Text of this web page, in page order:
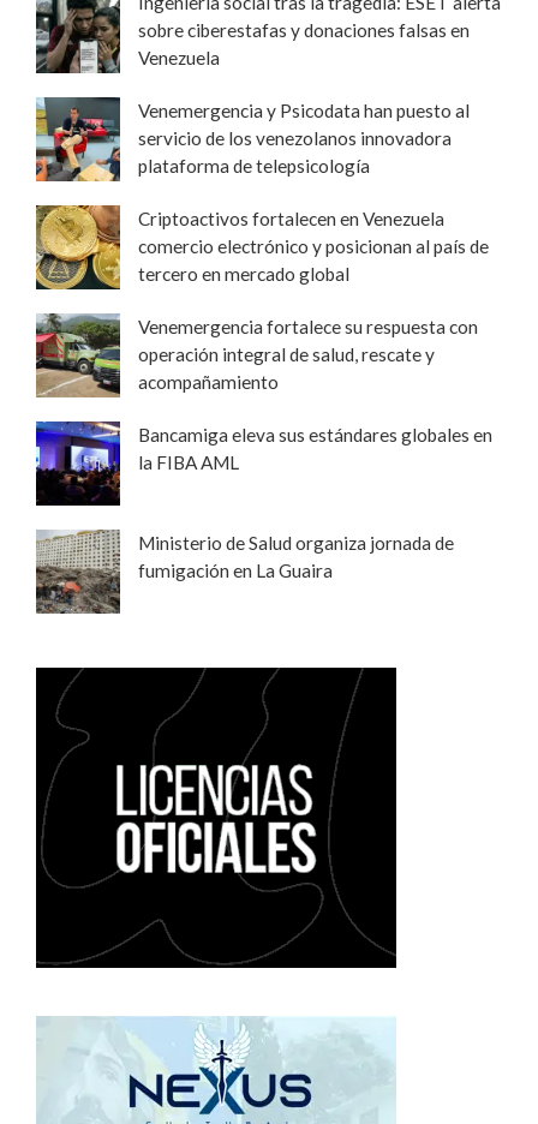
sobre ciberestafas y donaciones falsas en
Venezuela
Venemergencia y Psicodata han puesto al
servicio de los venezolanos innovadora
plataforma de telepsicología
Criptoactivos fortalecen en Venezuela
comercio electrónico y posicionan al país de
tercero en mercado global
Venemergencia fortalece su respuesta con
operación integral de salud, rescate y
acompañamiento
Bancamiga eleva sus estándares globales en
la FIBA AML
Ministerio de Salud organiza jornada de
fumigación en La Guaira